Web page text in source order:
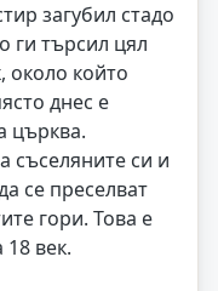
загубил стадо
ги търсил цял
около който
днес е
църква.
съселяните си и
се преселват
гори. Това е
век.